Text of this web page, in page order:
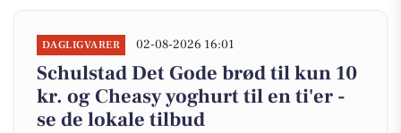
DAGLIGVARER 02-08-2026 16:01
Schulstad Det Gode brød til kun 10
kr. og Cheasy yoghurt til en ti'er -
se de lokale tilbud